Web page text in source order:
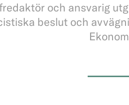
och ansvarig
beslut och